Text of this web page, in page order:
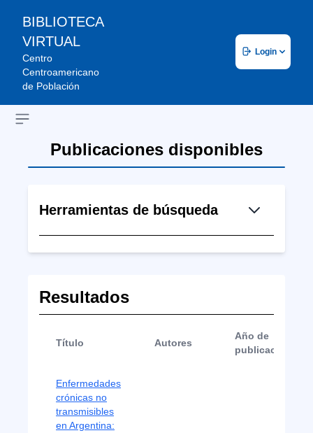
BIBLIOTECA
VIRTUAL
Centro
Centroamericano
de Población
Login
Open sidebar
Publicaciones disponibles
Herramientas de búsqueda
Resultados
Título Autores
Año de
publicación
Enfermedades
crónicas no
transmisibles
en Argentina: